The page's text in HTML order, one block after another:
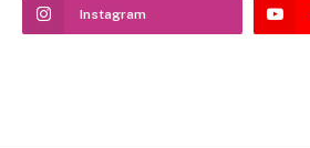
Instagram